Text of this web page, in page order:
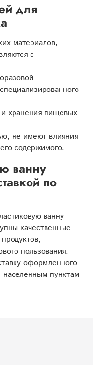
для
материалов,
с
хранения пищевых
не имеют влияния
содержимого.
ванну
по
ванну
качественные
пользования.
оформленного
населенным пунктам